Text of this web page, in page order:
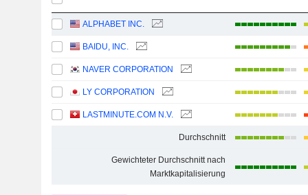
ALPHABET INC.
BAIDU, INC.
NAVER CORPORATION
LY CORPORATION
LASTMINUTE.COM N.V.
Durchschnitt
Gewichteter Durchschnitt nach
Marktkapitalisierung